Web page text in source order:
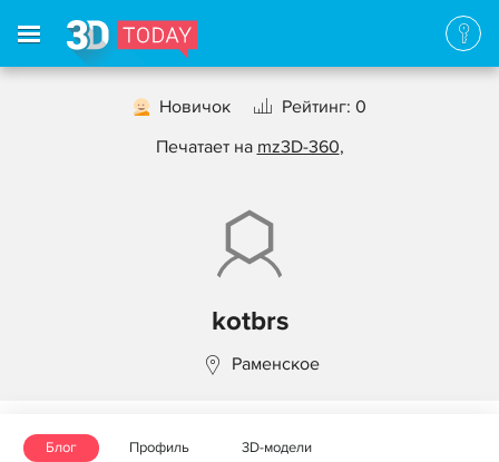
Новичок
Рейтинг: 0
Печатает на mz3D-360,
kotbrs
Раменское
Блог Профиль 3D-модели